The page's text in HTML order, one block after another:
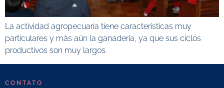
La actividad agropecuaria tiene características muy
particulares y más aún la ganadería, ya que sus ciclos
productivos son muy largos.
CONTATO